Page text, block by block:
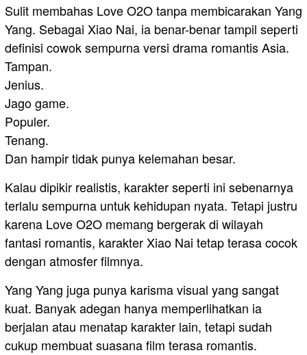
Sulit membahas Love O2O tanpa membicarakan Yang
Yang. Sebagai Xiao Nai, ia benar-benar tampil seperti
definisi cowok sempurna versi drama romantis Asia.
Tampan.
Jenius.
Jago game.
Populer.
Tenang.
Dan hampir tidak punya kelemahan besar.
Kalau dipikir realistis, karakter seperti ini sebenarnya
terlalu sempurna untuk kehidupan nyata. Tetapi justru
karena Love O2O memang bergerak di wilayah
fantasi romantis, karakter Xiao Nai tetap terasa cocok
dengan atmosfer filmnya.
Yang Yang juga punya karisma visual yang sangat
kuat. Banyak adegan hanya memperlihatkan ia
berjalan atau menatap karakter lain, tetapi sudah
cukup membuat suasana film terasa romantis.